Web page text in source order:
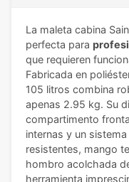
La maleta cabina
perfecta para
que requieren
Fabricada en
105 litros combina
apenas 2.95 kg. Su
compartimento
internas y un
resistentes, mango
hombro acolchada
herramienta